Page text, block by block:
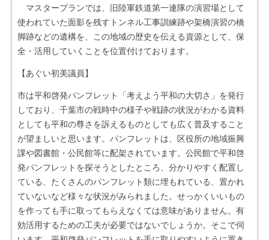
マスタープランでは、旧陸軍鉄道第一連隊の演習場として
使われていた面影を残すトンネル工事訓練跡や架橋演習の橋
脚跡などの遺構を、この地域の歴史を伝える資源として、保
全・活用していくことを位置付けております。
【あぐい初美議員】
市は平和啓発パンフレット「考えよう平和の大切さ」を発行
しており、千葉市の戦時中の様子や戦跡の状況がわかる資料
としても平和の尊さを訴えるものとしても広く普及すること
が望ましいと思います。パンフレットは、区役所の地域振興
課や図書館・公民館等に配架されています。公民館で平和啓
発パンフレットを探そうとしたところ、分かりやすく配置し
ている、たくさんのパンフレット類に埋もれている、置かれ
ていないなど様々な状況がみられました。せっかくいいもの
を作っても手に取ってもらえなくては意味がありません。有
効活用するための工夫が必要ではないでしょうか。そこで伺